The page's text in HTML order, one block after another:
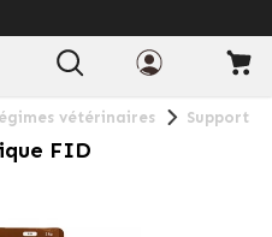
vétérinaires Support
FID